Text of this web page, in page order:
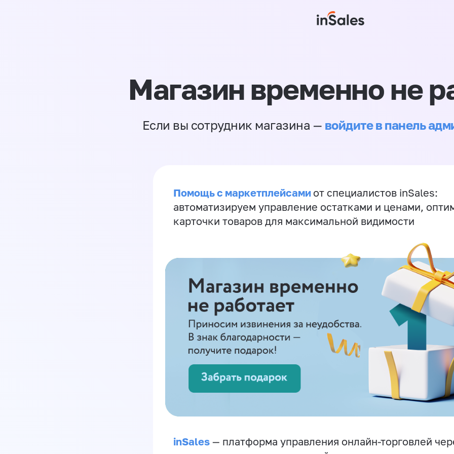
Магазин временно не
Если вы сотрудник магазина — войдите в панель
Помощь с маркетплейсами от специалистов inSales:
автоматизируем управление остатками и ценами,
карточки товаров для максимальной видимости
inSales — платформа управления онлайн-торговлей